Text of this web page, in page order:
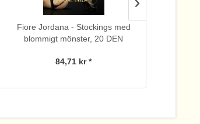
Fiore Jordana - Stockings med
blommigt mönster, 20 DEN
84,71 kr *